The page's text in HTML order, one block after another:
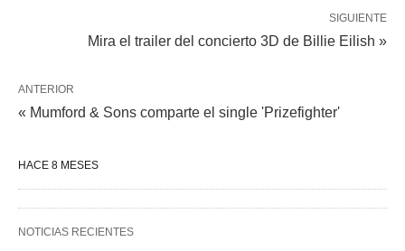
SIGUIENTE
Mira el trailer del concierto 3D de Billie Eilish »
ANTERIOR
« Mumford & Sons comparte el single 'Prizefighter'
HACE 8 MESES
NOTICIAS RECIENTES